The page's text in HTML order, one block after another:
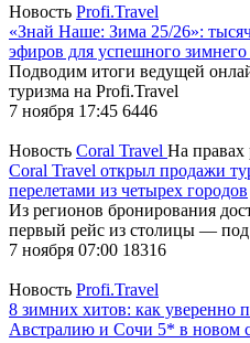
Новость Profi.Travel
«Знай Наше: Зима 25/26»:
эфиров для успешного зимнего
Подводим итоги ведущей
туризма на Profi.Travel
7 ноября 17:45 6446
Новость Coral Travel На правах
Coral Travel открыл продажи
перелетами из четырех городов
Из регионов бронирования
первый рейс из столицы —
7 ноября 07:00 18316
Новость Profi.Travel
8 зимних хитов: как уверенно
Австралию и Сочи 5* в новом